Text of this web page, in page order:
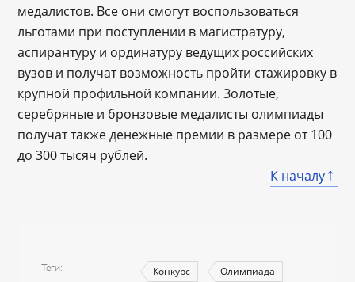
медалистов. Все они смогут воспользоваться
льготами при поступлении в магистратуру,
аспирантуру и ординатуру ведущих российских
вузов и получат возможность пройти стажировку в
крупной профильной компании. Золотые,
серебряные и бронзовые медалисты олимпиады
получат также денежные премии в размере от 100
до 300 тысяч рублей.
К началу
Теги Конкурс Олимпиада